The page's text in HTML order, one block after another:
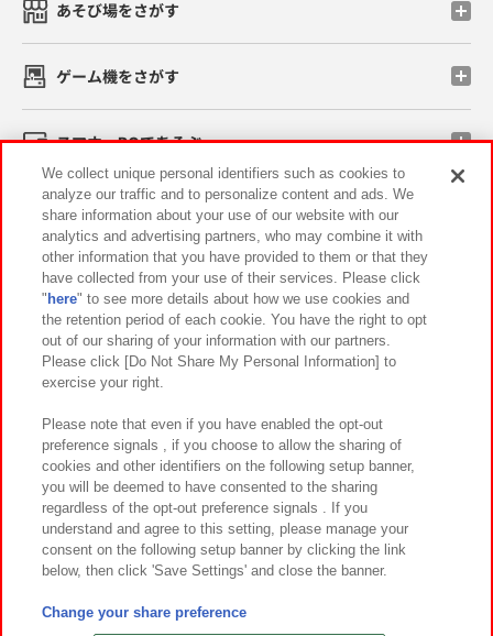
あそび場をさがす
ゲーム機をさがす
スマホ・PCであそぶ
イベント・キャンペーン
関連会社 サステナビリティ サイトポリシー
プライバシーポリシー ウェブアクセシビリティ方針と検証結果
お取引先さまとともに
カスタマーハラスメント対応方針 よくあるご質問・お問い合わせ
©Bandai Namco Amusement Inc.
©Bandai Namco Amusement Lab Inc.
We collect unique personal identifiers such as cookies to
analyze our traffic and to personalize content and ads. We
share information about your use of our website with our
analytics and advertising partners, who may combine it with
other information that you have provided to them or that they
have collected from your use of their services. Please click
" here" to see more details about how we use cookies and
the retention period of each cookie. You have the right to opt
out of our sharing of your information with our partners.
Please click [Do Not Share My Personal Information] to
exercise your right.
Please note that even if you have enabled the opt-out
preference signals , if you choose to allow the sharing of
cookies and other identifiers on the following setup banner,
you will be deemed to have consented to the sharing
regardless of the opt-out preference signals . If you
understand and agree to this setting, please manage your
consent on the following setup banner by clicking the link
below, then click 'Save Settings' and close the banner.
Change your share preference